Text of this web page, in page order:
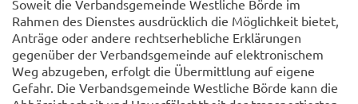
Soweit die Verbandsgemeinde Westliche Börde im
Rahmen des Dienstes ausdrücklich die Möglichkeit bietet,
Anträge oder andere rechtserhebliche Erklärungen
gegenüber der Verbandsgemeinde auf elektronischem
Weg abzugeben, erfolgt die Übermittlung auf eigene
Gefahr. Die Verbandsgemeinde Westliche Börde kann die